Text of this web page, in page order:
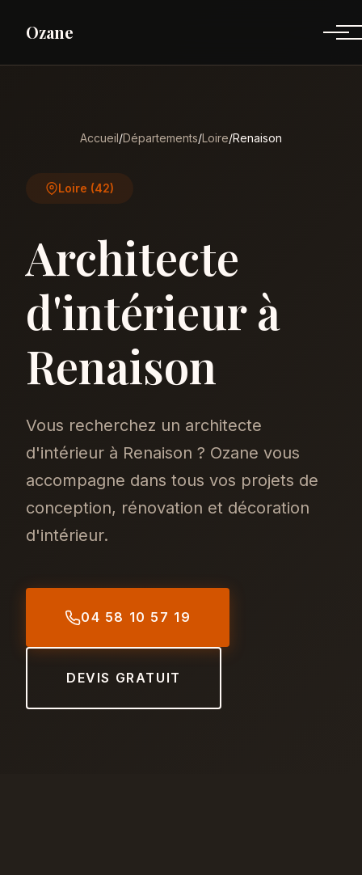
Ozane
Accueil/Départements/Loire/Renaison
Loire (42)
Architecte
d'intérieur à
Renaison
Vous recherchez un architecte
d'intérieur à Renaison ? Ozane vous
accompagne dans tous vos projets de
conception, rénovation et décoration
d'intérieur.
04 58 10 57 19
DEVIS GRATUIT